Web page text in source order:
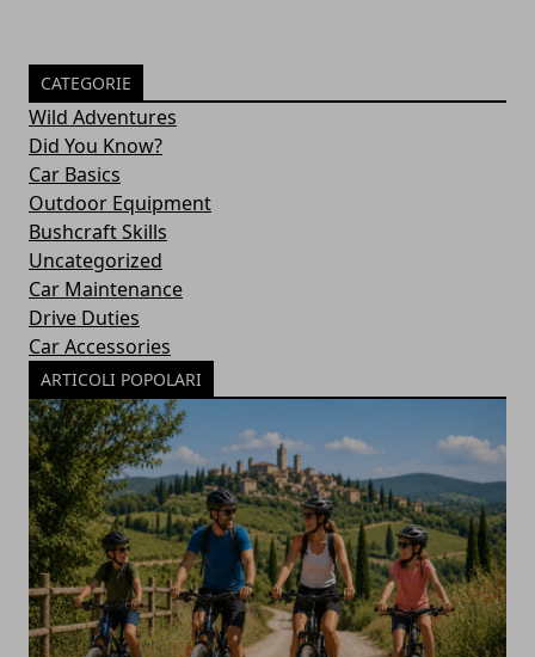
CATEGORIE
Wild Adventures
Did You Know?
Car Basics
Outdoor Equipment
Bushcraft Skills
Uncategorized
Car Maintenance
Drive Duties
Car Accessories
ARTICOLI POPOLARI